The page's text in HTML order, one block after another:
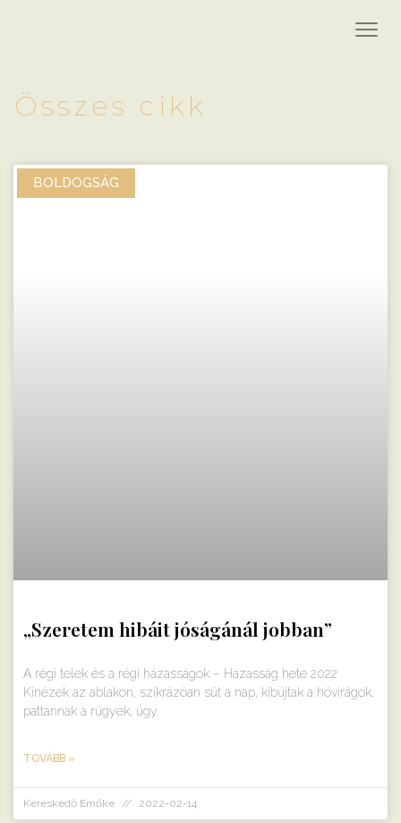
Összes cikk
BOLDOGSÁG
„Szeretem hibáit jóságánál jobban”
A régi telek és a régi házasságok – Házasság hete 2022
Kinézek az ablakon, szikrázóan süt a nap, kibújtak a hóvirágok,
pattannak a rügyek, úgy
TOVÁBB »
Kereskedő Emőke 2022-02-14